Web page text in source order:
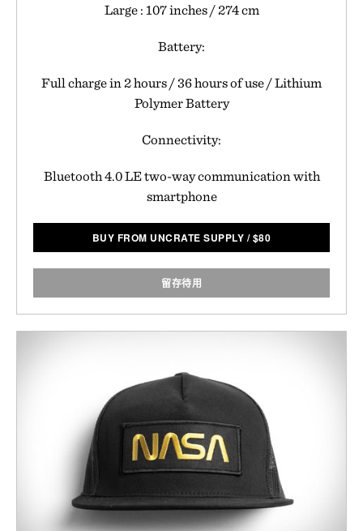
Large : 107 inches / 274 cm
Battery:
Full charge in 2 hours / 36 hours of use / Lithium
Polymer Battery
Connectivity:
Bluetooth 4.0 LE two-way communication with
smartphone
BUY FROM UNCRATE SUPPLY /$80
留存待用